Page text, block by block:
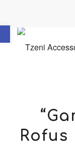
Ανοίξτε τη γραμμή